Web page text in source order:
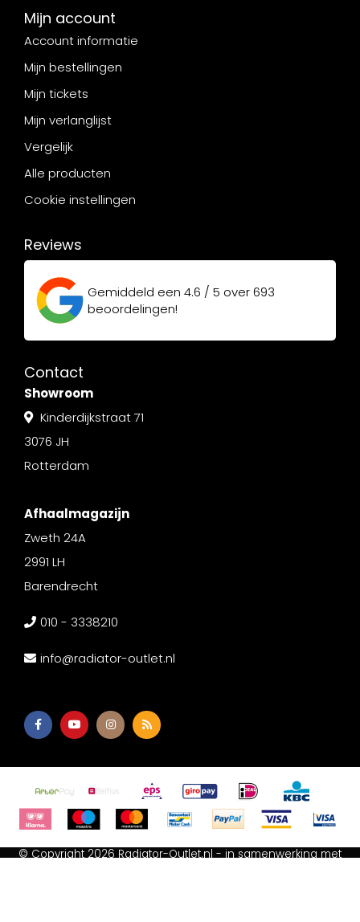
Mijn account
Account informatie
Mijn bestellingen
Mijn tickets
Mijn verlanglijst
Vergelijk
Alle producten
Cookie instellingen
Reviews
Gemiddeld een 4.6 / 5 over693
beoordelingen!
Contact
Showroom
Kinderdijkstraat 71
3076 JH
Rotterdam
Afhaalmagazijn
Zweth 24A
2991 LH
Barendrecht
010 - 3338210
info@radiator-outlet.nl
© Copyright 2026 Radiator-Outlet.nl - in samenwerking met